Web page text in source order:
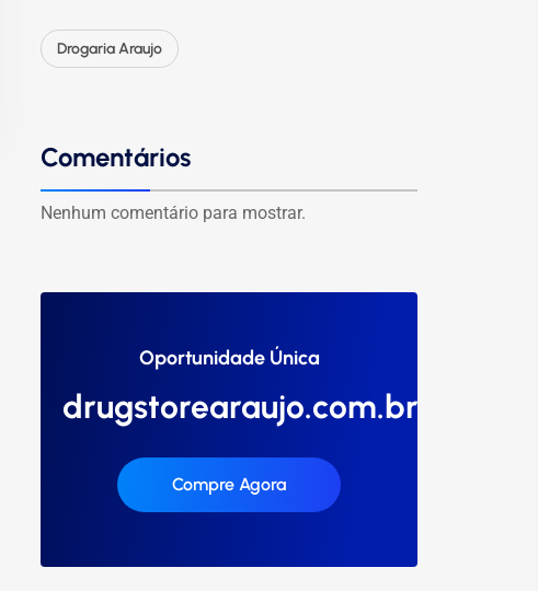
Drogaria Araujo
Comentários
Nenhum comentário para mostrar.
Oportunidade Única
drugstorearaujo.com.br
Compre Agora